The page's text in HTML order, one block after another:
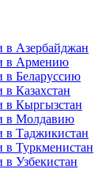
Азербайджан
в Армению
Беларуссию
Казахстан
в Кыргызстан
в Молдавию
Таджикистан
Туркменистан
Узбекистан